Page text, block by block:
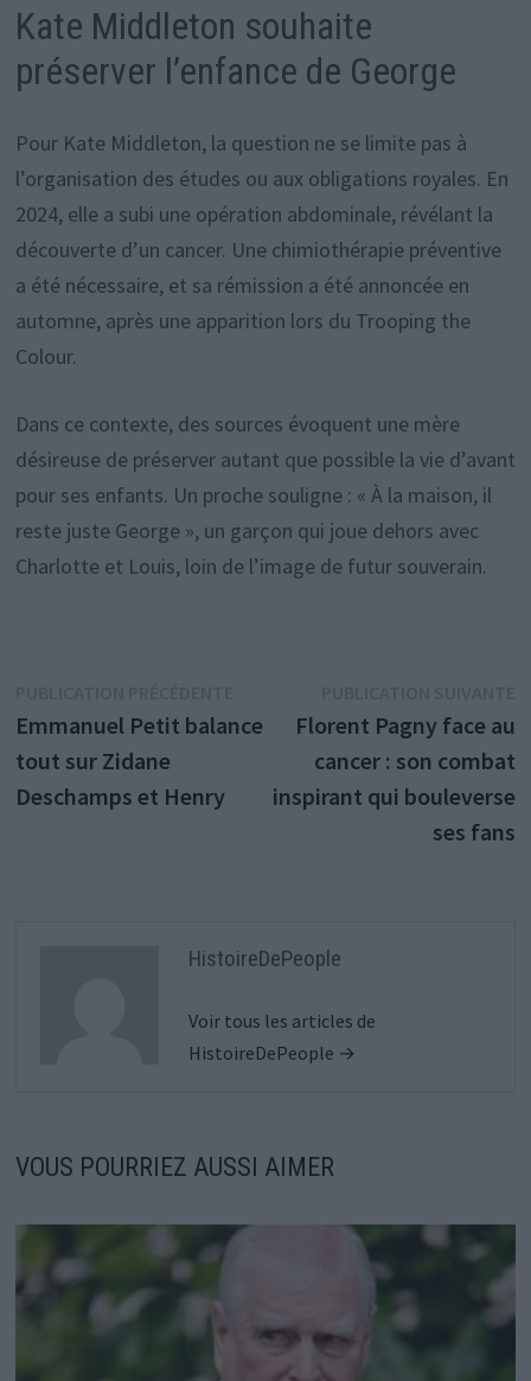
Kate Middleton souhaite
préserver l’enfance de George
Pour Kate Middleton, la question ne se limite pas à
l’organisation des études ou aux obligations royales. En
2024, elle a subi une opération abdominale, révélant la
découverte d’un cancer. Une chimiothérapie préventive
a été nécessaire, et sa rémission a été annoncée en
automne, après une apparition lors du Trooping the
Colour.
Dans ce contexte, des sources évoquent une mère
désireuse de préserver autant que possible la vie d’avant
pour ses enfants. Un proche souligne : « À la maison, il
reste juste George », un garçon qui joue dehors avec
Charlotte et Louis, loin de l’image de futur souverain.
de
l’article
précédente :
Emmanuel Petit balance
tout sur Zidane
Deschamps et Henry
Florent Pagny face au
cancer : son combat
inspirant qui bouleverse
ses fans
HistoireDePeople
Voir tous les articles de
HistoireDePeople →
VOUS POURRIEZ AUSSI AIMER